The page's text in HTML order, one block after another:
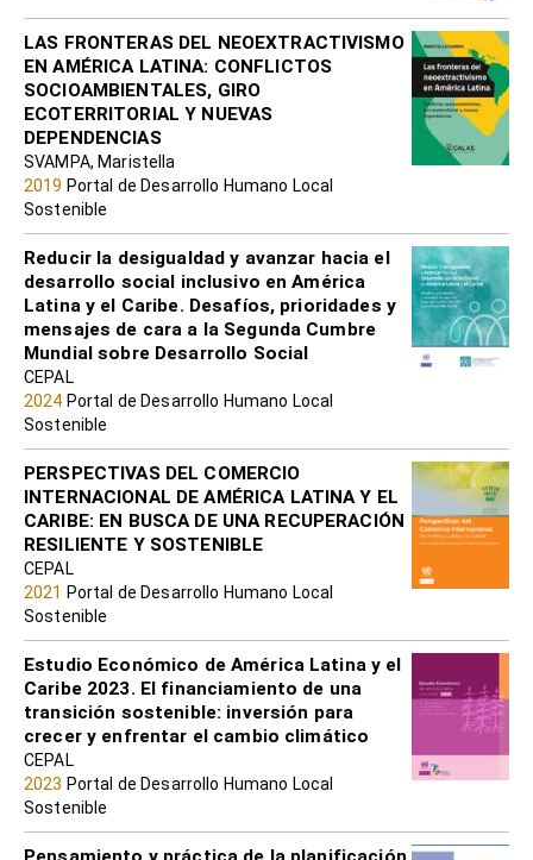
LAS FRONTERAS DEL NEOEXTRACTIVISMO
EN AMÉRICA LATINA: CONFLICTOS
SOCIOAMBIENTALES, GIRO
ECOTERRITORIAL Y NUEVAS
DEPENDENCIAS
SVAMPA, Maristella
2019 Portal de Desarrollo Humano Local
Sostenible
Reducir la desigualdad y avanzar hacia el
desarrollo social inclusivo en América
Latina y el Caribe. Desafíos, prioridades y
mensajes de cara a la Segunda Cumbre
Mundial sobre Desarrollo Social
CEPAL
2024 Portal de Desarrollo Humano Local
Sostenible
PERSPECTIVAS DEL COMERCIO
INTERNACIONAL DE AMÉRICA LATINA Y EL
CARIBE: EN BUSCA DE UNA RECUPERACIÓN
RESILIENTE Y SOSTENIBLE
CEPAL
2021 Portal de Desarrollo Humano Local
Sostenible
Estudio Económico de América Latina y el
Caribe 2023. El financiamiento de una
transición sostenible: inversión para
crecer y enfrentar el cambio climático
CEPAL
2023 Portal de Desarrollo Humano Local
Sostenible